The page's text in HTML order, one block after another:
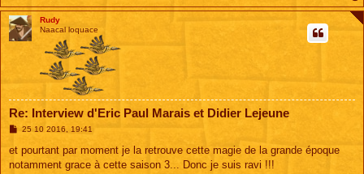
Rudy
Naacal loquace
Re: Interview d'Eric Paul Marais et Didier Lejeune
M
s
s
a
25 10 2016, 19:41
et pourtant par moment je la retrouve cette magie de la grande époque
notamment grace à cette saison 3... Donc je suis ravi !!!